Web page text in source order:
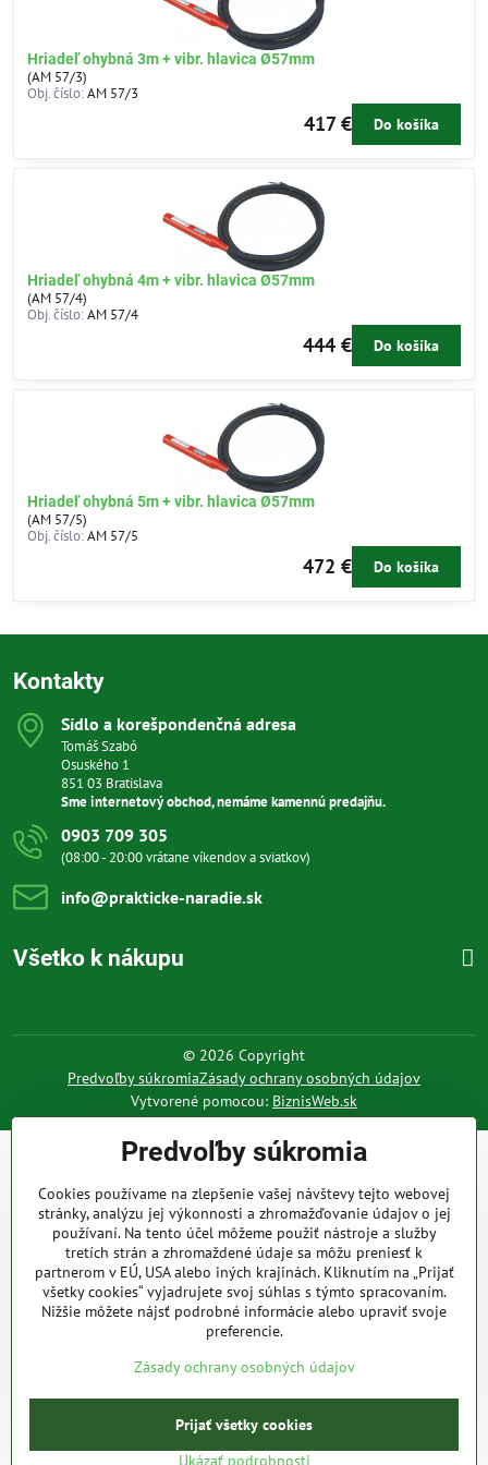
Hriadeľ ohybná 3m + vibr. hlavica Ø57mm
(AM 57/3)
Obj. číslo:AM 57/3
417 € Do košíka
Hriadeľ ohybná 4m + vibr. hlavica Ø57mm
(AM 57/4)
Obj. číslo:AM 57/4
444 € Do košíka
Hriadeľ ohybná 5m + vibr. hlavica Ø57mm
(AM 57/5)
Obj. číslo:AM 57/5
472 € Do košíka
Kontakty
Sídlo a korešpondenčná adresa
Tomáš Szabó
Osuského 1
851 03 Bratislava
Sme internetový obchod, nemáme kamennú predajňu.
0903 709 305
(08:00 - 20:00 vrátane víkendov a sviatkov)
info​@prakticke-naradie​.sk
Všetko k nákupu
© 2026 Copyright
Predvoľby súkromiaZásady ochrany osobných údajov
Vytvorené pomocou: BiznisWeb.sk
Predvoľby súkromia
Cookies používame na zlepšenie vašej návštevy tejto webovej
stránky, analýzu jej výkonnosti a zhromažďovanie údajov o jej
používaní. Na tento účel môžeme použiť nástroje a služby
tretích strán a zhromaždené údaje sa môžu preniesť k
partnerom v EÚ, USA alebo iných krajinách. Kliknutím na „Prijať
všetky cookies“ vyjadrujete svoj súhlas s týmto spracovaním.
Nižšie môžete nájsť podrobné informácie alebo upraviť svoje
preferencie.
Zásady ochrany osobných údajov
Ukázať podrobnosti
Prijať všetky cookies